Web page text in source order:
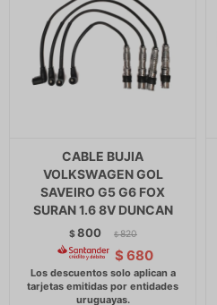
CABLE BUJIA
VOLKSWAGEN GOL
SAVEIRO G5 G6 FOX
SURAN 1.6 8V DUNCAN
$800 $ 820
$ 680